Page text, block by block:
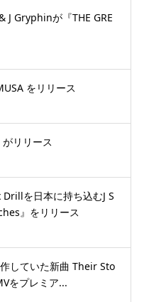
J Gryphinが『THE GRE
をリリース
リリース
を日本に持ち込むJ S
』をリリース
していた新曲 Their Sto
をプレミア...